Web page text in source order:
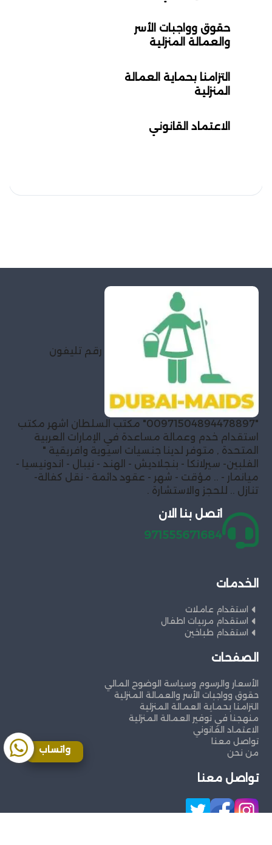
حقوق وواجبات الأسر
والعمالة المنزلية
التزامنا بحماية العمالة
المنزلية
الاعتماد القانوني
رقم تليفون
"00971504894478897" مكتب السلطان اشهر مكتب
استقدام خدم وعمالة مساعدة في الإمارات العربية
المتحدة , متوفر لدينا جنسيات اسيوية وافريقية "
الفلبين- سيرلانكا - بنجلاديش - الهند - نيبال - اندونيسيا -
ميانمار - .. مؤقت - شهر - عقود دائمة - نقل كفالة-
تنازل .. للحجز والاستشارة .
اتصل بنا الان
971555671684
الخدمات
استقدام عاملات
استقدام مربيات اطفال
استقدام طباخين
الصفحات
الأسعار والرسوم وسياسة الوضوح المالي
حقوق وواجبات الأسر والعمالة المنزلية
التزامنا بحماية العمالة المنزلية
منهجنا في توفير العمالة المنزلية
الاعتماد القانوني
تواصل معنا
من نحن
تواصل معنا
واتساب